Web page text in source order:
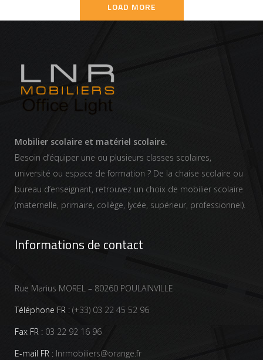
LOAD MORE
Mobilier scolaire et matériel scolaire.
Besoin d’équiper une ou plusieurs classes scolaires,
université ou espace de formation ? De la chaise scolaire ou
bureau d’enseignant, retrouvez un choix de mobilier scolaire
(maternelle, primaire, collège, lycée, supérieur, professionnel).
Informations de contact
Rue Marius MOREL – 80260 POULAINVILLE
Téléphone FR : (+33) 03 22 45 52 96
Fax FR : 03 22 92 16 96
E-mail FR : lnrmobiliers@orange.fr